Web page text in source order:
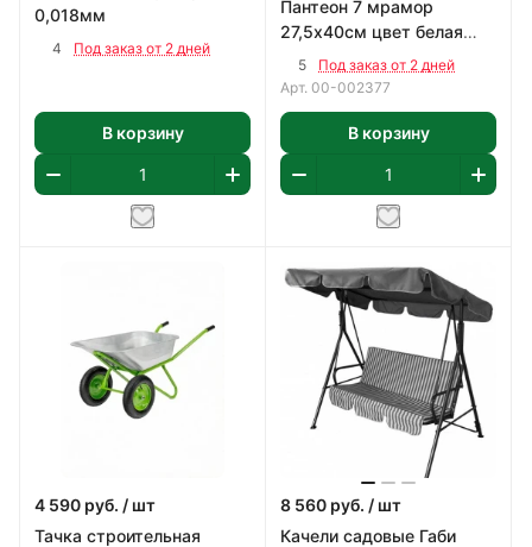
0,018мм
4 Под заказ от 2 дней
В корзину
Пантеон 7 мрамор
27,5х40см цвет белая
1,65 м2/уп
5
Под заказ от 2 дней
Арт. 00-002377
В корзину
4 590 руб. / шт
Тачка строительная
8 560 руб. / шт
Качели садовые Габи